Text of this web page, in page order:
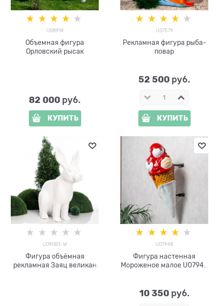
U08914
Объемная фигура
Орловский рысак
82 000 руб.
КУПИТЬ
U07579
Рекламная фигура рыба-
повар
52 500 руб.
КУПИТЬ
U09083-W
Фигура объёмная
рекламная Заяц великан
U07948
Фигура настенная
Мороженое малое U07948
10 350 руб.